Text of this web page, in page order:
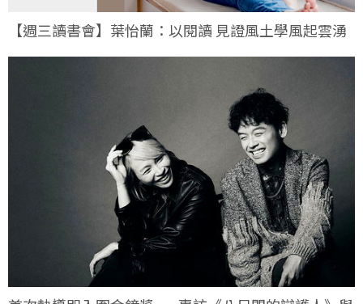
【週三讀書會】葉怡蘭：以閱讀 見證風土學風起雲湧